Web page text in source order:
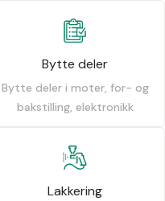
Bytte deler
Bytte deler i moter, for- og
bakstilling, elektronikk
Lakkering